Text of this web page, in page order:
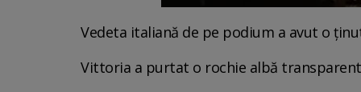
Vedeta italiană de pe podium a avut o
Vittoria a purtat o rochie albă